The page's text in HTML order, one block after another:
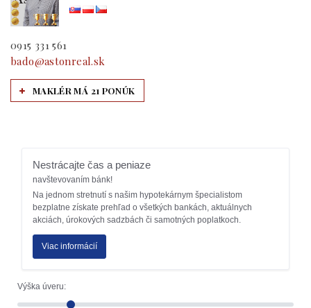
0915 331 561
bado@astonreal.sk
MAKLÉR MÁ 21 PONÚK